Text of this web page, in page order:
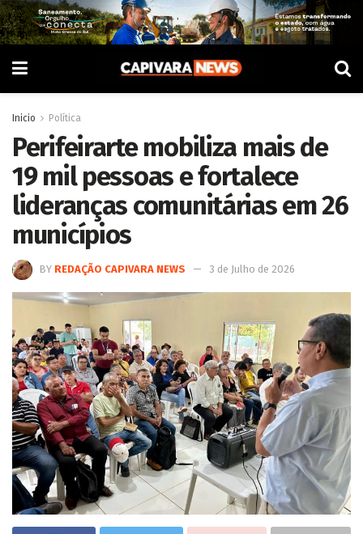
Inicio Política
Perifeirarte mobiliza mais de
19 mil pessoas e fortalece
lideranças comunitárias em 26
municípios
BY REDAÇÃO CAPIVARA NEWS 3 de Julho de 2026